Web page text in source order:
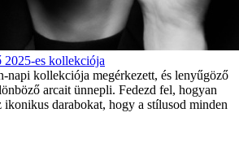
2025-es kollekciója
napi kollekciója megérkezett, és lenyűgöző
arcait ünnepli. Fedezd fel, hogyan
ikonikus darabokat, hogy a stílusod minden